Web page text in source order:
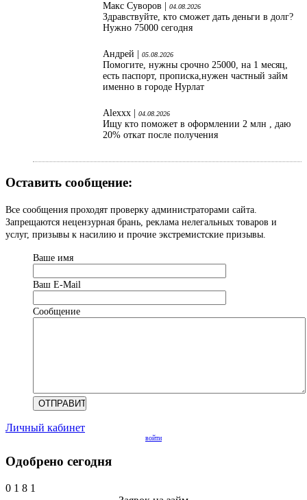
Макс Суворов |
04.08.2026
Здравствуйте, кто сможет дать деньги в долг?
Нужно 75000 сегодня
Андрей | 05.08.2026
Помогите, нужны срочно 25000, на 1 месяц,
есть паспорт, прописка,нужен частный займ
именно в городе Нурлат
Alexxx | 04.08.2026
Ищу кто поможет в оформлении 2 млн , даю
20% откат после получения
Оставить сообщение:
Все сообщения проходят проверку администраторами сайта.
Запрещаются нецензурная брань, реклама нелегальных товаров и
услуг, призывы к насилию и прочие экстремистские призывы.
Ваше имя
Ваш Е-Mail
Сообщение
Личный кабинет
войти
Одобрено сегодня
0 1 8 1